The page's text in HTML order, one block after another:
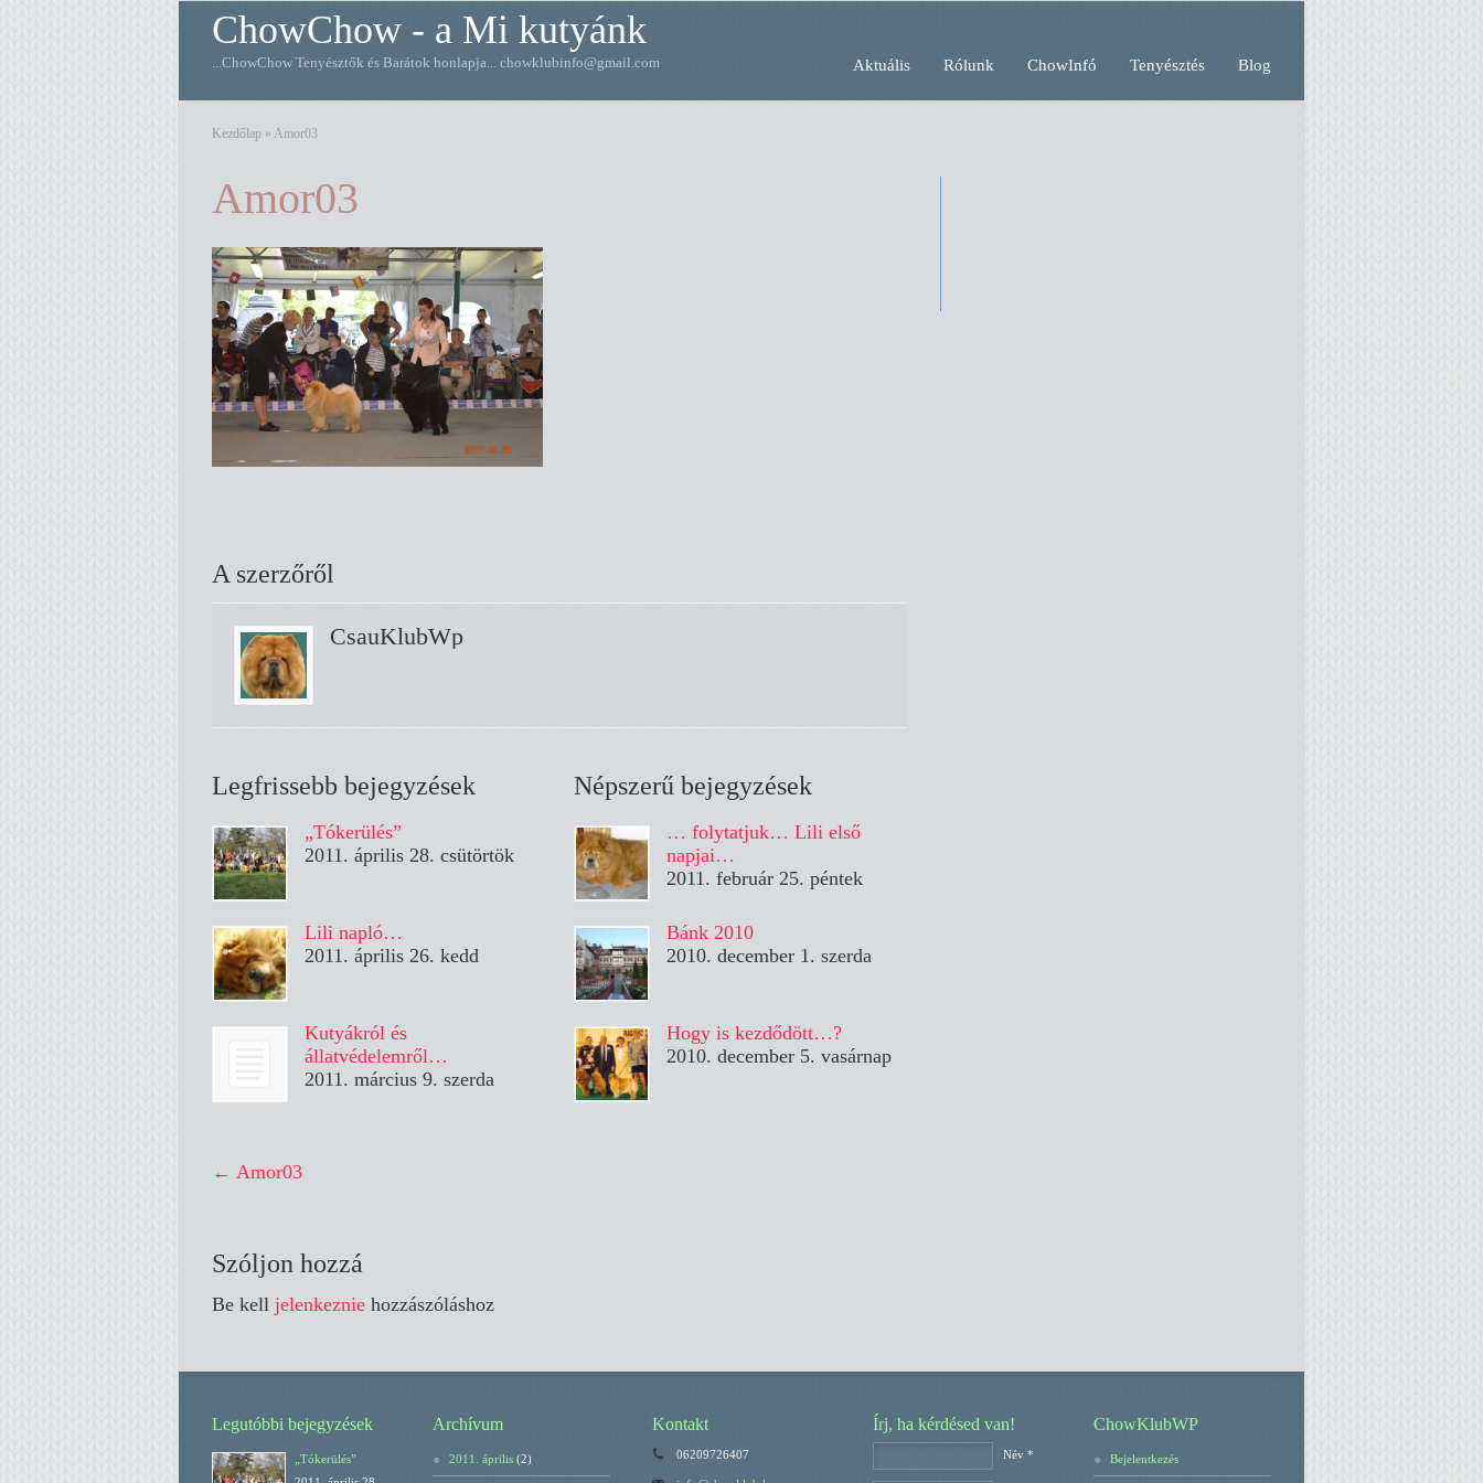
ChowChow - a Mi kutyánk
...ChowChow Tenyésztők és Barátok honlapja... chowklubinfo@gmail.com Aktuális Rólunk ChowInfó Tenyésztés Blog
Kezdőlap » Amor03
Amor03
A szerzőről
CsauKlubWp
Legfrissebb bejegyzések
„Tókerülés”
2011. április 28. csütörtök
Lili napló…
2011. április 26. kedd
Kutyákról és
állatvédelemről…
2011. március 9. szerda
Népszerű bejegyzések
… folytatjuk… Lili első
napjai…
2011. február 25. péntek
Bánk 2010
2010. december 1. szerda
Hogy is kezdődött…?
2010. december 5. vasárnap
← Amor03
Szóljon hozzá
Be kell jelenkeznie hozzászóláshoz
Legutóbbi bejegyzések
„Tókerülés”
Archívum
2011. április(2)
Kontakt
06209726407
Írj, ha kérdésed van!
Név *
ChowKlubWP
Bejelentkezés